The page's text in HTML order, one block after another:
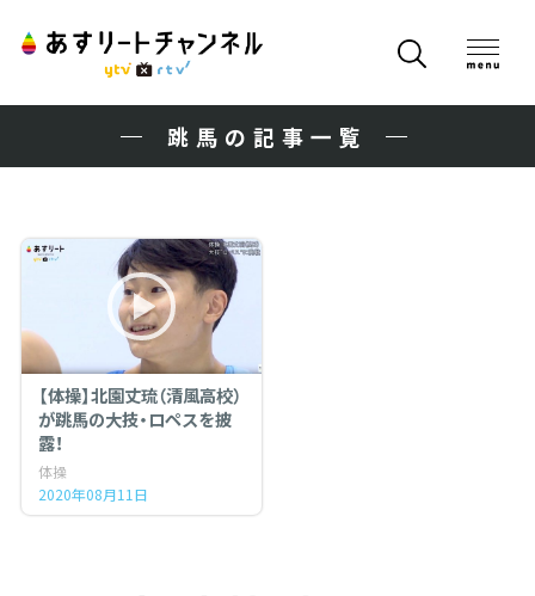
跳馬の記事一覧
【体操】北園丈琉（清風高校）
が跳馬の大技・ロペスを披
露！
体操
2020年08月11日